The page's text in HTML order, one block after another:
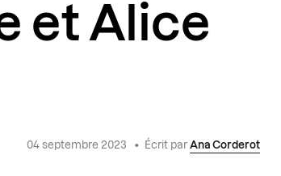
et Alice
04 septembre 2023 • Écrit par Ana Corderot